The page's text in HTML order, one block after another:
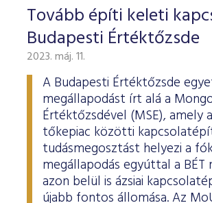
ESG Útmutató
Tovább építi keleti
Budapesti Értéktőzsde
2023. máj. 11.
A Budapesti Értéktőzsde
megállapodást írt alá a
Értéktőzsdével (MSE), amely
tőkepiac közötti
tudásmegosztást helyezi a
megállapodás egyúttal a BÉT
azon belül is ázsiai
újabb fontos állomása. Az